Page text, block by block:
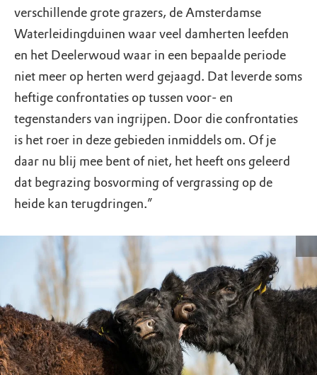
verschillende grote grazers, de Amsterdamse
Waterleidingduinen waar veel damherten leefden
en het Deelerwoud waar in een bepaalde periode
niet meer op herten werd gejaagd. Dat leverde soms
heftige confrontaties op tussen voor- en
tegenstanders van ingrijpen. Door die confrontaties
is het roer in deze gebieden inmiddels om. Of je
daar nu blij mee bent of niet, het heeft ons geleerd
dat begrazing bosvorming of vergrassing op de
heide kan terugdringen.”